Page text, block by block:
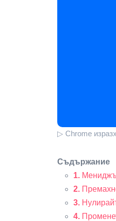
▷ Chrome
Съдържание
1.
2.
3.
4.